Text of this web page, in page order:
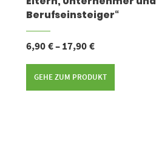
Berufseinsteiger“
6,90€–17,90€
GEHE ZUM PRODUKT